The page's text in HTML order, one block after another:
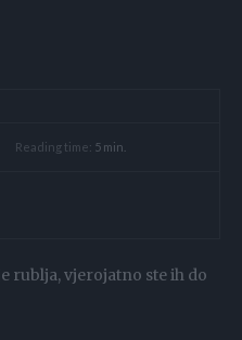
Reading time: 5 min.
rublja, vjerojatno ste ih do